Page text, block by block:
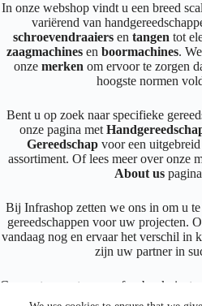
In onze webshop vindt u een breed
variërend van
schroevendraaiersen tangen tot
zaagmachines en boormachines.
onzemerkenom ervoor te zorgen
hoogste normen
Bent u op zoek naar specifieke
onze pagina met
Gereedschapvoor een
assortiment. Of lees meer over onze
About us
Bij Infrashop zetten we ons in om u
gereedschappen voor uw projecten.
vandaag nog en ervaar het verschil in
zijn uw partner in
Connecteer met ons op facebook